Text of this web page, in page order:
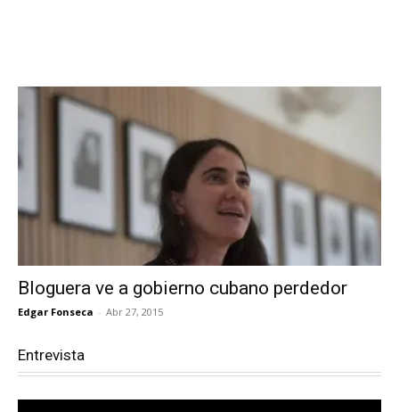
Bloguera ve a gobierno cubano perdedor
Edgar Fonseca - Abr 27, 2015
Entrevista